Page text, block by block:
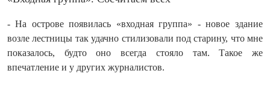
- На острове появилась «входная группа» - новое здание
возле лестницы так удачно стилизовали под старину, что мне
показалось, будто оно всегда стояло там. Такое же
впечатление и у других журналистов.